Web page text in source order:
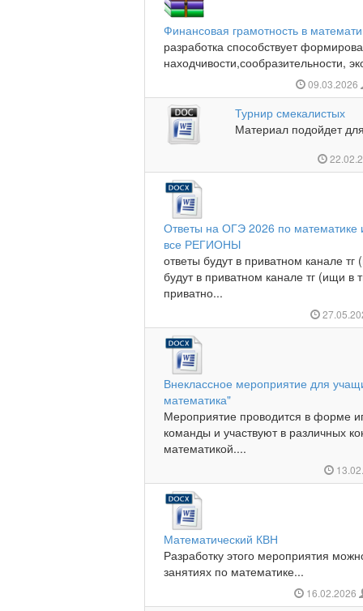
Финансовая грамотность в
разработка способствует
находчивости,сообразительности,
09.03.2026
Турнир смекалистых
Материал подойдет
Ответы на ОГЭ 2026 по
все РЕГИОНЫ
ответы будут в приватном канале
будут в приватном канале тг (ищи в
приватно...
Внеклассное мероприятие для
математика"
Мероприятие проводится в форме
команды и участвуют в различных
математикой....
Математический КВН
Разработку этого мероприятия
занятиях по математике...
16.02.2026